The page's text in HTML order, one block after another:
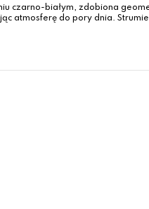
czarno-białym, zdobiona
atmosferę do pory dnia.